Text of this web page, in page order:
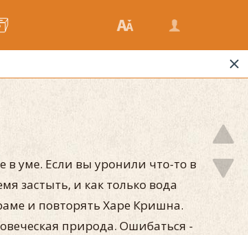
в уме. Если вы уронили что-то в
застыть, и как только вода
и повторять Харе Кришна.
природа. Ошибаться -